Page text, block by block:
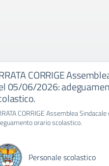
CORRIGE
05/06/2026:
CORRIGE Assemblea
orario scolastico.
Personale scolastico